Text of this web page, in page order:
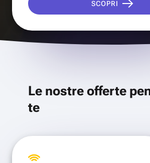
SCOPRI
Le nostre offerte
te